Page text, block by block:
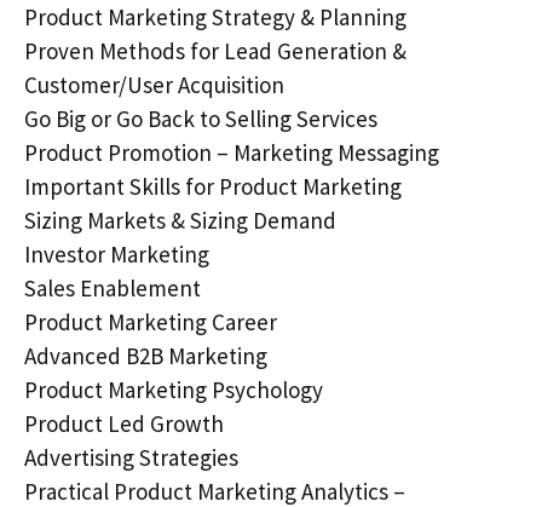
Product Marketing Strategy & Planning
Proven Methods for Lead Generation &
Customer/User Acquisition
Go Big or Go Back to Selling Services
Product Promotion – Marketing Messaging
Important Skills for Product Marketing
Sizing Markets & Sizing Demand
Investor Marketing
Sales Enablement
Product Marketing Career
Advanced B2B Marketing
Product Marketing Psychology
Product Led Growth
Advertising Strategies
Practical Product Marketing Analytics –